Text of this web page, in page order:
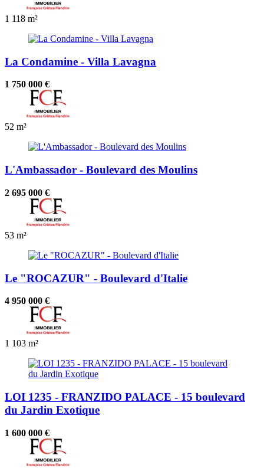
1 118 m²
La Condamine - Villa Lavagna
1 750 000 €
52 m²
L'Ambassador - Boulevard des Moulins
2 695 000 €
53 m²
Le "ROCAZUR" - Boulevard d'Italie
4 950 000 €
1 103 m²
LOI 1235 - FRANZIDO PALACE - 15 boulevard
du Jardin Exotique
1 600 000 €